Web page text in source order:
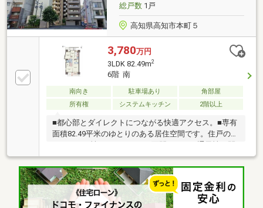
総戸数1戸
高知県高知市本町５
3,780万円
3LDK 82.49m2
6階 南
南向き 駐車場あり
角部屋
所有権
システムキッチン 2階以上
■都心部とダイレクトにつながる快適アクセス。■専有
面積82.49平米のゆとりのある居住空間です。住戸のプ
放感も向上させています。高知の夏の夜空を飾る「高
知市納涼花火大会」を一望できます。■ペット相談可
能です。詳細はお問い合わせ下さい